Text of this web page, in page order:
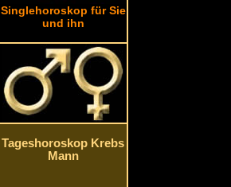
Singlehoroskop für Sie
und ihn
Tageshoroskop Krebs
Mann